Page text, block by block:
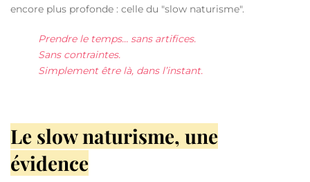
encore plus profonde : celle du "slow naturisme".
Prendre le temps… sans artifices.
Sans contraintes.
Simplement être là, dans l’instant.
Le slow naturisme, une
évidence